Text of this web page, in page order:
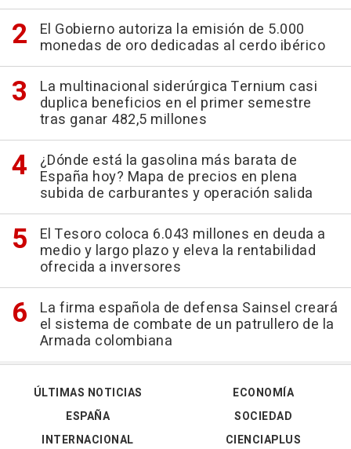
El Gobierno autoriza la emisión de 5.000
monedas de oro dedicadas al cerdo ibérico
La multinacional siderúrgica Ternium casi
duplica beneficios en el primer semestre
tras ganar 482,5 millones
¿Dónde está la gasolina más barata de
España hoy? Mapa de precios en plena
subida de carburantes y operación salida
El Tesoro coloca 6.043 millones en deuda a
medio y largo plazo y eleva la rentabilidad
ofrecida a inversores
La firma española de defensa Sainsel creará
el sistema de combate de un patrullero de la
Armada colombiana
ÚLTIMAS NOTICIAS
ESPAÑA
INTERNACIONAL
ECONOMÍA
SOCIEDAD
CIENCIAPLUS